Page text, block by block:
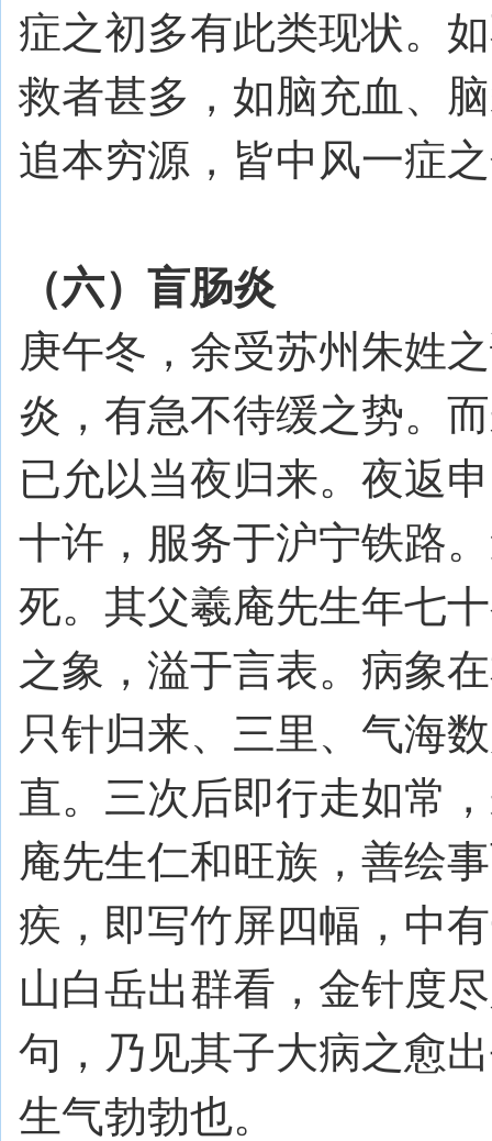
症之初多有此类现状。
救者甚多，如脑充血、
追本穷源，皆中风一症
（六）盲肠炎
庚午冬，余受苏州朱姓
炎，有急不待缓之势。
已允以当夜归来。夜返
十许，服务于沪宁铁路
死。其父羲庵先生年七
之象，溢于言表。病象
只针归来、三里、气海
直。三次后即行走如常
庵先生仁和旺族，善绘
疾，即写竹屏四幅，中
山白岳出群看，金针度
句，乃见其子大病之愈
生气勃勃也。